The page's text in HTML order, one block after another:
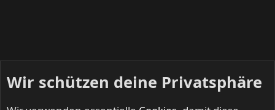
Wir schützen deine Privatsphäre